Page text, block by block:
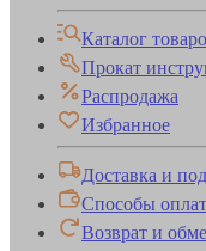
Каталог
Прокат
Распродажа
Избранное
Доставка и
Способы
Возврат и